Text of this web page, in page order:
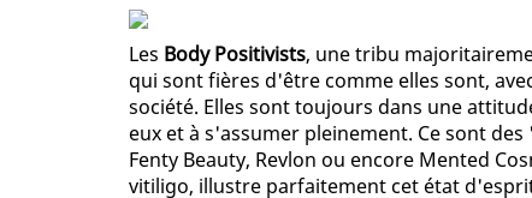
Les Body Positivists, une tribu
qui sont fières d'être comme elles sont,
société. Elles sont toujours dans une
eux et à s'assumer pleinement. Ce sont
Fenty Beauty, Revlon ou encore Mented
vitiligo, illustre parfaitement cet état